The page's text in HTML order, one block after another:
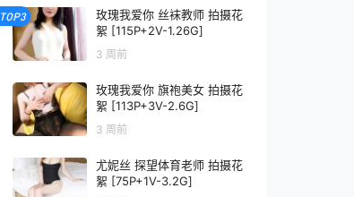
TOP3
玫瑰我爱你 丝袜教师 拍摄花
絮 [115P+2V-1.26G]
3 周前
玫瑰我爱你 旗袍美女 拍摄花
絮 [113P+3V-2.6G]
3 周前
尤妮丝 探望体育老师 拍摄花
絮 [75P+1V-3.2G]